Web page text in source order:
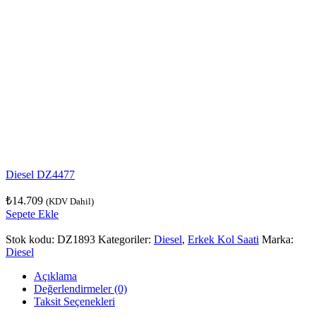
Diesel DZ4477
₺14.709 (KDV Dahil)
Sepete Ekle
Stok kodu: DZ1893 Kategoriler: Diesel, Erkek Kol Saati Marka:
Diesel
Açıklama
Değerlendirmeler (0)
Taksit Seçenekleri